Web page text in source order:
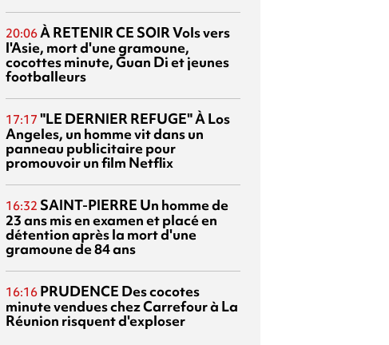
20:06À RETENIR CE SOIRVols vers
l'Asie, mort d'une gramoune,
cocottes minute, Guan Di et jeunes
footballeurs
17:17 "LE DERNIER REFUGE"À Los
Angeles, un homme vit dans un
panneau publicitaire pour
promouvoir un film Netflix
16:32 SAINT-PIERRE Un homme de
23 ans mis en examen et placé en
détention après la mort d'une
gramoune de 84 ans
16:16 PRUDENCE Des cocotes
minute vendues chez Carrefour à La
Réunion risquent d'exploser